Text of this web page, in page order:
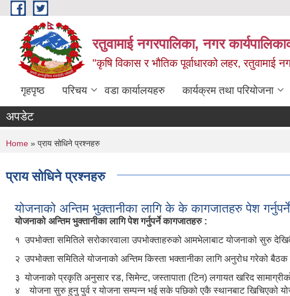
Skip to main content
रतुवामाई नगरपालिका, नगर
"कृषि विकास र भौतिक पूर्वाधारको लहर, रतुवामाई
गृहपृष्ठ परिचय वडा कार्यालयहरु कार्यक्रम तथा परियोजना
अपडेट
You are here
Home » प्राय सोधिने प्रश्नहरु
प्राय सोधिने प्रश्नहरु
योजनाको अन्तिम भुक्तानीका लागि के के कागजातहरु पेश
योजनाको अन्तिम भुक्तानीका लागि पेश गर्नुपर्ने कागजातहरु :
१ उपभोक्ता समितिले सरोकारवाला उपभोक्ताहरुको आमभेलाबाट योजनाको सुरु
२ उपभोक्ता समितिले योजनाको अन्तिम किस्ता भक्तानीका लागि अनुरोध गरेको बैठक
३ योजनाको प्रकृति अनुसार रड, सिमेन्ट, जस्तापाता (टिन) लगायत खरिद
४ योजना सुरु हुनु पुर्व र योजना सम्पन्न भई सके पछिको एकै स्थानबाट खिचिएको